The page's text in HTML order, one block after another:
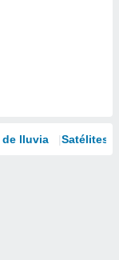
de lluvia Satélites